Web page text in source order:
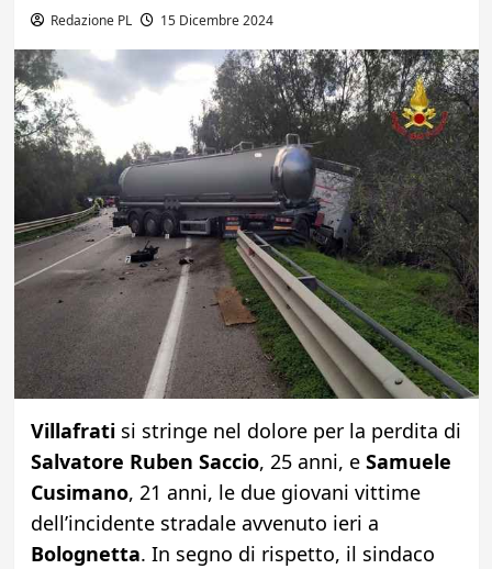
Redazione PL 15 Dicembre 2024
Villafratisi stringe nel dolore per la perdita di
Salvatore Ruben Saccio, 25 anni, eSamuele
Cusimano, 21 anni, le due giovani vittime
dell’incidente stradale avvenuto ieri a
Bolognetta. In segno di rispetto, il sindaco